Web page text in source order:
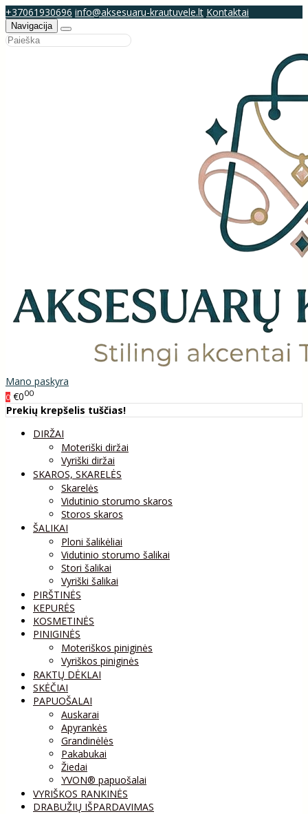
+37061930696 info@aksesuaru-krautuvele.lt Kontaktai
Navigacija
Mano paskyra
0 €000
Prekių krepšelis tuščias!
DIRŽAI
Moteriški diržai
Vyriški diržai
SKAROS, SKARELĖS
Skarelės
Vidutinio storumo skaros
Storos skaros
ŠALIKAI
Ploni šalikėliai
Vidutinio storumo šalikai
Stori šalikai
Vyriški šalikai
PIRŠTINĖS
KEPURĖS
KOSMETINĖS
PINIGINĖS
Moteriškos piniginės
Vyriškos piniginės
RAKTŲ DĖKLAI
SKĖČIAI
PAPUOŠALAI
Auskarai
Apyrankės
Grandinėlės
Pakabukai
Žiedai
YVON® papuošalai
VYRIŠKOS RANKINĖS
DRABUŽIŲ IŠPARDAVIMAS